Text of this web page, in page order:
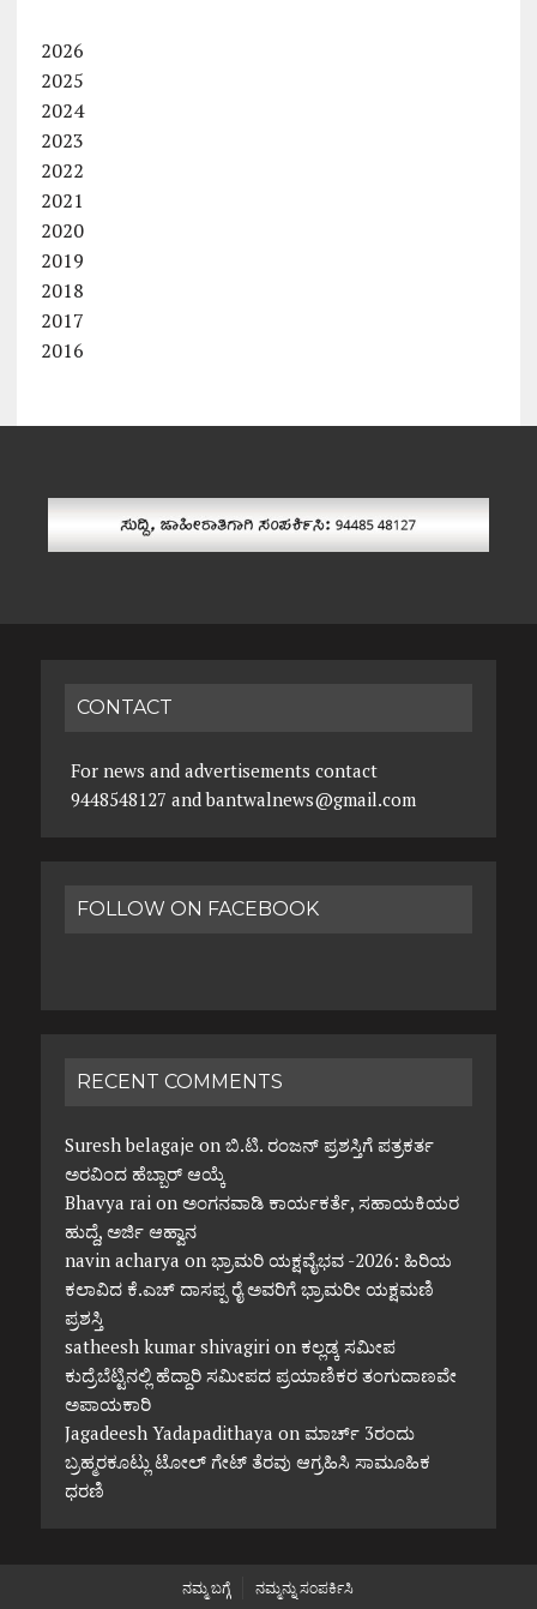
2026
2025
2024
2023
2022
2021
2020
2019
2018
2017
2016
CONTACT
For news and advertisements contact
9448548127 and bantwalnews@gmail.com
FOLLOW ON FACEBOOK
RECENT COMMENTS
Suresh belagaje on ಬಿ.ಟಿ. ರಂಜನ್ ಪ್ರಶಸ್ತಿಗೆ ಪತ್ರಕರ್ತ
ಅರವಿಂದ ಹೆಬ್ಬಾರ್ ಆಯ್ಕೆ
Bhavya raion ಅಂಗನವಾಡಿ ಕಾರ್ಯಕರ್ತೆ, ಸಹಾಯಕಿಯರ
ಹುದ್ದೆ, ಅರ್ಜಿ ಆಹ್ವಾನ
navin acharya on ಭ್ರಾಮರಿ ಯಕ್ಷವೈಭವ -2026: ಹಿರಿಯ
ಕಲಾವಿದ ಕೆ.ಎಚ್ ದಾಸಪ್ಪ ರೈ ಅವರಿಗೆ ಭ್ರಾಮರೀ ಯಕ್ಷಮಣಿ
ಪ್ರಶಸ್ತಿ
satheesh kumar shivagirion ಕಲ್ಲಡ್ಕ ಸಮೀಪ
ಕುದ್ರೆಬೆಟ್ಟಿನಲ್ಲಿ ಹೆದ್ದಾರಿ ಸಮೀಪದ ಪ್ರಯಾಣಿಕರ ತಂಗುದಾಣವೇ
ಅಪಾಯಕಾರಿ
Jagadeesh Yadapadithaya on ಮಾರ್ಚ್ 3ರಂದು
ಬ್ರಹ್ಮರಕೂಟ್ಲು ಟೋಲ್ ಗೇಟ್ ತೆರವು ಆಗ್ರಹಿಸಿ ಸಾಮೂಹಿಕ
ಧರಣಿ
ನಮ್ಮ ಬಗ್ಗೆ ನಮ್ಮನ್ನು ಸಂಪರ್ಕಿಸಿ